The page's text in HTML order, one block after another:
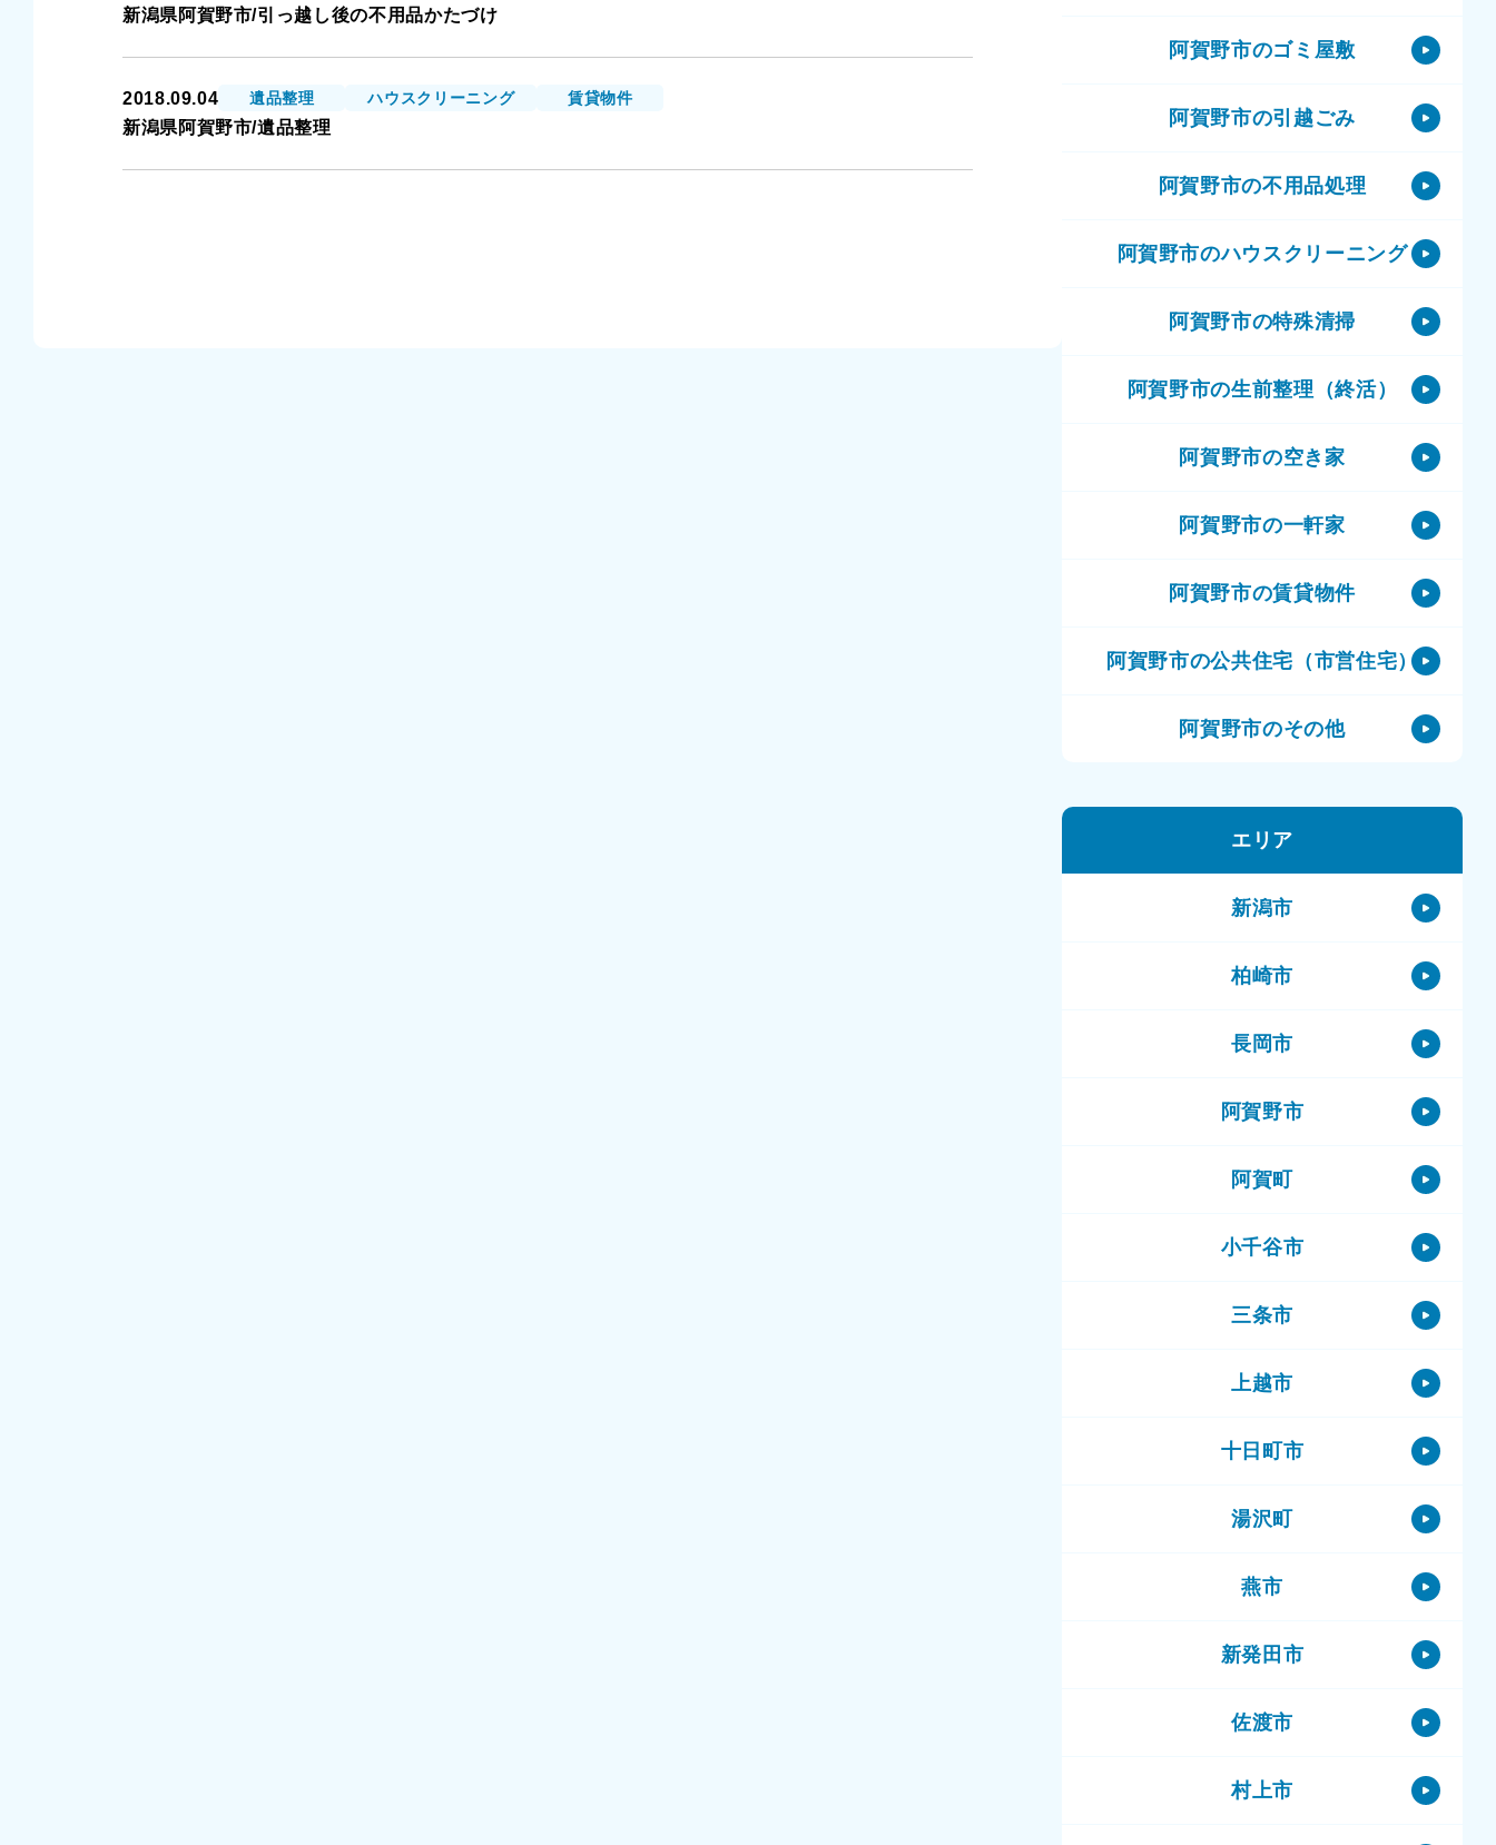
新潟県阿賀野市/引っ越し後の不用品かたづけ
2018.09.04 遺品整理 ハウスクリーニング 賃貸物件
新潟県阿賀野市/遺品整理
阿賀野市のゴミ屋敷
阿賀野市の引越ごみ
阿賀野市の不用品処理
阿賀野市のハウスクリーニング
阿賀野市の特殊清掃
阿賀野市の生前整理（終活）
阿賀野市の空き家
阿賀野市の一軒家
阿賀野市の賃貸物件
阿賀野市の公共住宅（市営住宅）
阿賀野市のその他
エリア
新潟市
柏崎市
長岡市
阿賀野市
阿賀町
小千谷市
三条市
上越市
十日町市
湯沢町
燕市
新発田市
佐渡市
村上市